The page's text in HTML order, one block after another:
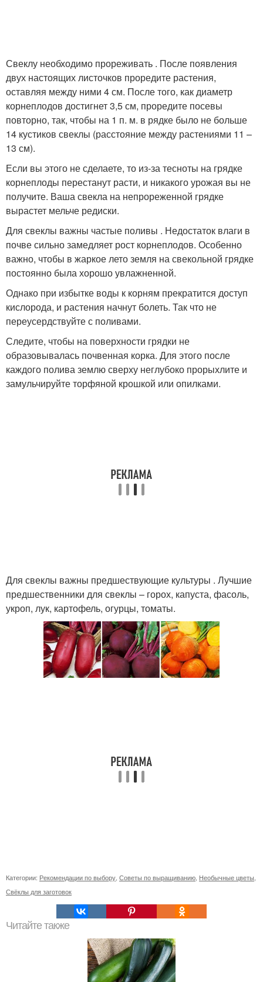
Свеклу необходимо прореживать . После появления
двух настоящих листочков проредите растения,
оставляя между ними 4 см. После того, как диаметр
корнеплодов достигнет 3,5 см, проредите посевы
повторно, так, чтобы на 1 п. м. в рядке было не больше
14 кустиков свеклы (расстояние между растениями 11 –
13 см).
Если вы этого не сделаете, то из-за тесноты на грядке
корнеплоды перестанут расти, и никакого урожая вы не
получите. Ваша свекла на непрореженной грядке
вырастет мельче редиски.
Для свеклы важны частые поливы . Недостаток влаги в
почве сильно замедляет рост корнеплодов. Особенно
важно, чтобы в жаркое лето земля на свекольной грядке
постоянно была хорошо увлажненной.
Однако при избытке воды к корням прекратится доступ
кислорода, и растения начнут болеть. Так что не
переусердствуйте с поливами.
Следите, чтобы на поверхности грядки не
образовывалась почвенная корка. Для этого после
каждого полива землю сверху неглубоко прорыхлите и
замульчируйте торфяной крошкой или опилками.
Для свеклы важны предшествующие культуры . Лучшие
предшественники для свеклы – горох, капуста, фасоль,
укроп, лук, картофель, огурцы, томаты.
Категории: Рекомендации по выбору Советы по выращиванию Необычные цветы
Свёклы для заготовок
Читайте также